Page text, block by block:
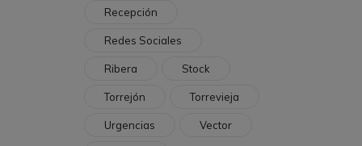
Recepción
Redes Sociales
Ribera Stock
Torrejón Torrevieja
Urgencias Vector